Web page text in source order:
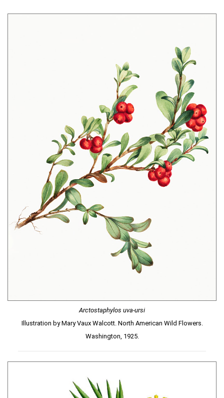
Arctostaphylos uva-ursi
Illustration by Mary Vaux Walcott. North American Wild Flowers.
Washington, 1925.